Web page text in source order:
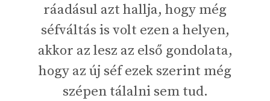
ráadásul azt hallja, hogy még
séfváltás is volt ezen a helyen,
akkor az lesz az első gondolata,
hogy az új séf ezek szerint még
szépen tálalni sem tud.